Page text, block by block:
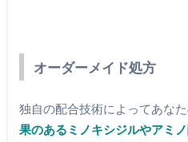
オーダーメイド処方
独自の配合技術によってあなた
果のあるミノキシジルやアミ